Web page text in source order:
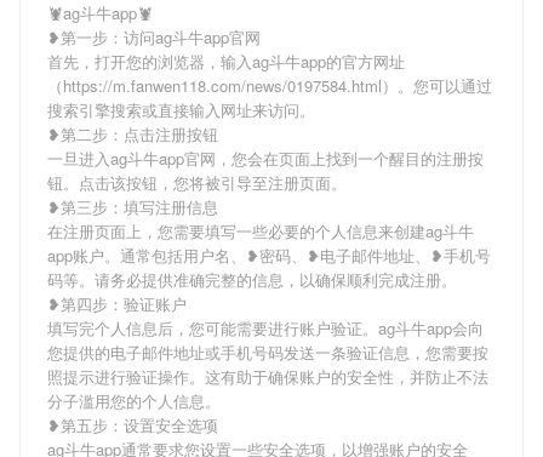
🦞ag斗牛app🦞
❥第一步：访问ag斗牛app官网
首先，打开您的浏览器，输入ag斗牛app的官方网址
（https://m.fanwen118.com/news/0197584.html）。您可以通过
搜索引擎搜索或直接输入网址来访问。
❥第二步：点击注册按钮
一旦进入ag斗牛app官网，您会在页面上找到一个醒目的注册按
钮。点击该按钮，您将被引导至注册页面。
❥第三步：填写注册信息
在注册页面上，您需要填写一些必要的个人信息来创建ag斗牛
app账户。通常包括用户名、❥密码、❥电子邮件地址、❥手机号
码等。请务必提供准确完整的信息，以确保顺利完成注册。
❥第四步：验证账户
填写完个人信息后，您可能需要进行账户验证。ag斗牛app会向
您提供的电子邮件地址或手机号码发送一条验证信息，您需要按
照提示进行验证操作。这有助于确保账户的安全性，并防止不法
分子滥用您的个人信息。
❥第五步：设置安全选项
ag斗牛app通常要求您设置一些安全选项，以增强账户的安全